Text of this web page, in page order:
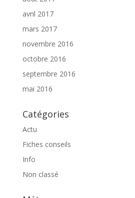
avril 2017
mars 2017
novembre 2016
octobre 2016
septembre 2016
mai 2016
Catégories
Actu
Fiches conseils
Info
Non classé